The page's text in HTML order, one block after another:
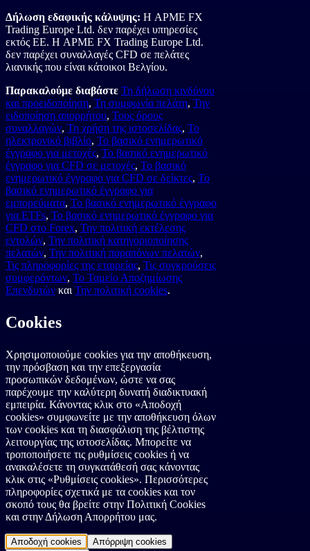
Δήλωση εδαφικής κάλυψης: Η APME FX
Trading Europe Ltd. δεν παρέχει υπηρεσίες
εκτός ΕΕ. Η APME FX Trading Europe Ltd.
δεν παρέχει συναλλαγές CFD σε πελάτες
λιανικής που είναι κάτοικοι Βελγίου.
Παρακαλούμε διαβάστε Τη δήλωση κινδύνου
και προειδοποίηση, Τη συμφωνία πελάτη, Την
ειδοποίηση απορρήτου, Τους όρους
συναλλαγών, Τη χρήση της ιστοσελίδας, Το
ηλεκτρονικό βιβλίο, Το βασικό ενημερωτικό
έγγραφο για μετοχές, Το βασικό ενημερωτικό
έγγραφο για CFD σε μετοχές, Το βασικό
ενημερωτικό έγγραφο για CFD σε δείκτες, Το
βασικό ενημερωτικό έγγραφο για
εμπορεύματα, Το βασικό ενημερωτικό έγγραφο
για ETFs, Το βασικό ενημερωτικό έγγραφο για
CFD στο Forex, Την πολιτική εκτέλεσης
εντολών, Την πολιτική κατηγοριοποίησης
πελατών, Την πολιτική παραπόνων πελατών,
Τις πληροφορίες της εταιρείας, Τις συγκρούσεις
συμφερόντων, Το Ταμείο Αποζημίωσης
Επενδυτών και Την πολιτική cookies.
Cookies
Χρησιμοποιούμε cookies για την αποθήκευση,
την πρόσβαση και την επεξεργασία
προσωπικών δεδομένων, ώστε να σας
παρέχουμε την καλύτερη δυνατή διαδικτυακή
εμπειρία. Κάνοντας κλικ στο «Αποδοχή
cookies» συμφωνείτε με την αποθήκευση όλων
των cookies και τη διασφάλιση της βέλτιστης
λειτουργίας της ιστοσελίδας. Μπορείτε να
τροποποιήσετε τις ρυθμίσεις cookies ή να
ανακαλέσετε τη συγκατάθεσή σας κάνοντας
κλικ στις «Ρυθμίσεις cookies». Περισσότερες
πληροφορίες σχετικά με τα cookies και τον
σκοπό τους θα βρείτε στην Πολιτική Cookies
και στην Δήλωση Απορρήτου μας.
Αποδοχή cookies
Απόρριψη cookies